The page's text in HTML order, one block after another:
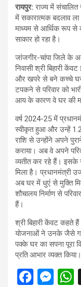
रायपुर:राज्य में संचालित
में सकारात्मक बदलाव
माध्यम से आर्थिक रूप से
साकार हो रहा है।
जांजगीर-चांपा जिले के
निवासी श्री बिहारी
और खपरे से बने कच्चे घर
टपकने से परिवार को
आय के कारण वे घर की
वर्ष 2024-25 में
स्वीकृत हुआ और उन्हें
राशि से उन्होंने अपने
कराया। अब वे अपने
व्यतीत कर रहे हैं। इसके
मिला है। प्रधानमंत्री
अब घर में धुएं से मुक्ति
शौचालय निर्माण से
हैं।
श्री बिहारी केंवट कहते
योजनाओं ने उनके जैसे
पक्के घर का सपना पूरा
प्रति आभार व्यक्त किया।
F
M